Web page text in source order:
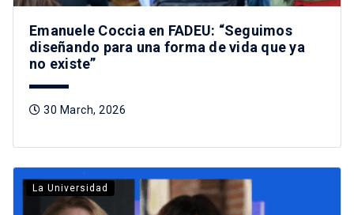
Emanuele Coccia en FADEU: “Seguimos
diseñando para una forma de vida que ya
no existe”
30 March, 2026
La Universidad